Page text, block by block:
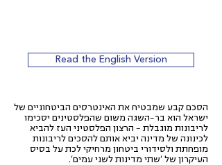
Read the English Version
הסכם קבע שמבטיח את האינטרסים הביטחוניים של
ישראל הוא בר-השגה משום שהפלסטינים יסכימו
לריבונות מוגבלת – הרצון הפלסטיני העז להביא
לכינונה של מדינה יביא אותם להסכים לריבונות
מופחתת ולסידורי ביטחון מרחיקי לכת על בסיס
העיקרון של 'שתי מדינות לשני עמים'.